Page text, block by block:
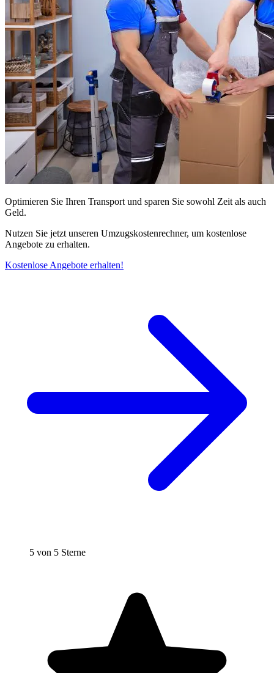
Optimieren Sie Ihren Transport und sparen Sie sowohl Zeit als auch
Geld.
Nutzen Sie jetzt unseren Umzugskostenrechner, um kostenlose
Angebote zu erhalten.
Kostenlose Angebote erhalten!
5 von 5 Sterne